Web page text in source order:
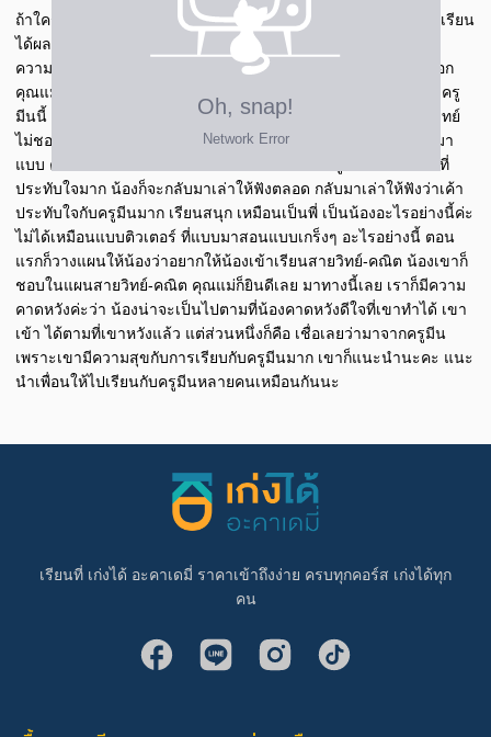
ถ้าใครถามเนี่ย คุณแม่ก็จะบอกเลยว่าไปเรียนกับครูมีนนะ น้องติณเรียน
ได้ผล ตอนแรกๆ ที่น้องยังไม่ได้เรียนกับครูมีนใช่ไหมคะ น้องก็จะมี
ความกังวลเรื่องเรียนวิทย์ค่ะ น้องรู้สึกว่าน้องจะไม่ชอบวิทย์ ก็มาบอก
คุณแม่ว่าอยากเรียนวิทย์เพิ่ม ก็มีคนแนะนําครูมีนให้ พอได้เรียนกับครู
มีนนี้ รู้สึกว่าน้องจะชอบและคะแนนน้องขึ้นมา จากที่น้องไม่ชอบวิทย์
ไม่ชอบชีวะ น้องกลายเป็นคนที่ชอบชีวะ ผลการเรียนน้องโดดขึ้นมา
แบบ คะแนนเป็นที่พอใจแล้วก็การที่น้องเรียนกับครูมีนนี่ เป็นอะไรที่
ประทับใจมาก น้องก็จะกลับมาเล่าให้ฟังตลอด กลับมาเล่าให้ฟังว่าเค้า
ประทับใจกับครูมีนมาก เรียนสนุก เหมือนเป็นพี่ เป็นน้องอะไรอย่างนี้ค่ะ
ไม่ได้เหมือนแบบติวเตอร์ ที่แบบมาสอนแบบเกร็งๆ อะไรอย่างนี้ ตอน
แรกก็วางแผนให้น้องว่าอยากให้น้องเข้าเรียนสายวิทย์-คณิต น้องเขาก็
ชอบในแผนสายวิทย์-คณิต คุณแม่ก็ยินดีเลย มาทางนี้เลย เราก็มีความ
คาดหวังค่ะว่า น้องน่าจะเป็นไปตามที่น้องคาดหวังดีใจที่เขาทําได้ เขา
เข้า ได้ตามที่เขาหวังแล้ว แต่ส่วนหนึ่งก็คือ เชื่อเลยว่ามาจากครูมีน
เพราะเขามีความสุขกับการเรียบกับครูมีนมาก เขาก็แนะนํานะคะ แนะ
นําเพื่อนให้ไปเรียนกับครูมีนหลายคนเหมือนกันนะ
เรียนที่ เก่งได้ อะคาเดมี่ ราคาเข้าถึงง่าย ครบทุกคอร์ส เก่งได้ทุก
คน